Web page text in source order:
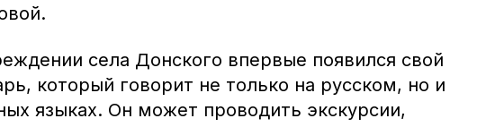
села Донского впервые появился свой
который говорит не только на русском, но и
языках. Он может проводить экскурсии,